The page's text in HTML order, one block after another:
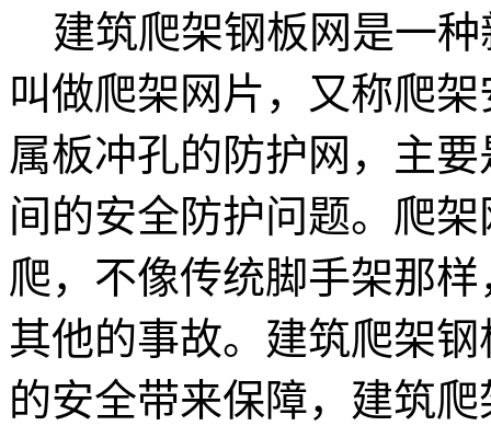
建筑爬架钢板网是一种
叫做爬架网片，又称爬
属板冲孔的防护网，主
间的安全防护问题。爬
爬，不像传统脚手架那
其他的事故。建筑爬架
的安全带来保障，建筑